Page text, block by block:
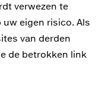
verwezen te
eigen risico. Als
van derden
de betrokken link